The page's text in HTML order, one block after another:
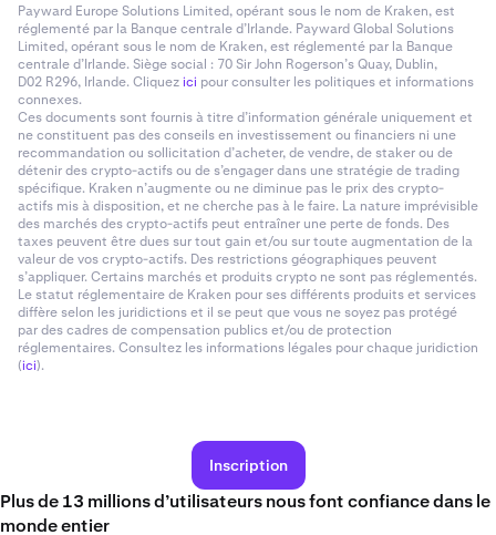
Inscription
Plus de 13 millions d’utilisateurs nous font confiance dans le
monde entier
Payward Europe Solutions Limited, opérant sous le nom de Kraken, est
réglementé par la Banque centrale d’Irlande. Payward Global Solutions
Limited, opérant sous le nom de Kraken, est réglementé par la Banque
centrale d’Irlande. Siège social : 70 Sir John Rogerson’s Quay, Dublin,
D02 R296, Irlande. Cliquezici pour consulter les politiques et informations
connexes.
Ces documents sont fournis à titre d’information générale uniquement et
ne constituent pas des conseils en investissement ou financiers ni une
recommandation ou sollicitation d’acheter, de vendre, de staker ou de
détenir des crypto-actifs ou de s’engager dans une stratégie de trading
spécifique. Kraken n’augmente ou ne diminue pas le prix des crypto-
actifs mis à disposition, et ne cherche pas à le faire. La nature imprévisible
des marchés des crypto-actifs peut entraîner une perte de fonds. Des
taxes peuvent être dues sur tout gain et/ou sur toute augmentation de la
valeur de vos crypto-actifs. Des restrictions géographiques peuvent
s’appliquer. Certains marchés et produits crypto ne sont pas réglementés.
Le statut réglementaire de Kraken pour ses différents produits et services
diffère selon les juridictions et il se peut que vous ne soyez pas protégé
par des cadres de compensation publics et/ou de protection
réglementaires. Consultez les informations légales pour chaque juridiction
(ici).